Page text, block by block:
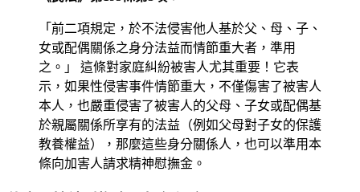
「前二項規定，於不法侵害他人基於父、母、子、
女或配偶關係之身分法益而情節重大者，準用
之。」 這條對家庭糾紛被害人尤其重要！它表
示，如果性侵害事件情節重大，不僅傷害了被害人
本人，也嚴重侵害了被害人的父母、子女或配偶基
於親屬關係所享有的法益（例如父母對子女的保護
教養權益），那麼這些身分關係人，也可以準用本
條向加害人請求精神慰撫金。